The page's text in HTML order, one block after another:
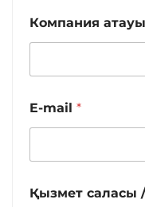
Компания
E-mail *
Қызмет саласы